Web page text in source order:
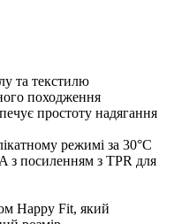
та текстилю
походження
простоту надягання
режимі за 30°C
з посиленням з TPR для
Happy Fit, який